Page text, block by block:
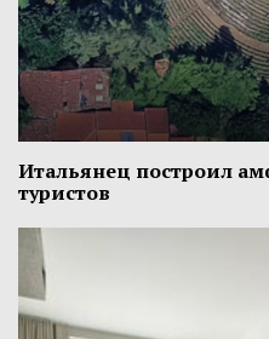
Итальянец построил
туристов